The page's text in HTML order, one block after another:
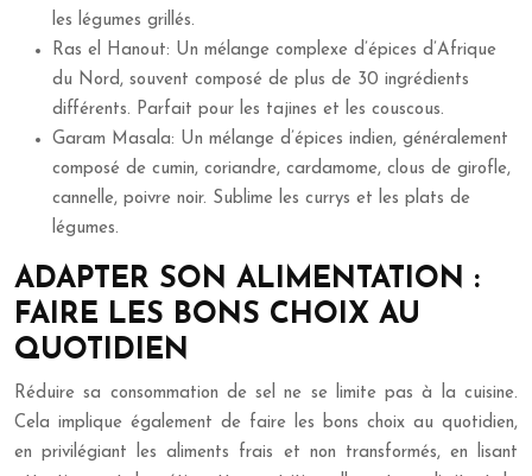
les légumes grillés.
Ras el Hanout: Un mélange complexe d’épices d’Afrique
du Nord, souvent composé de plus de 30 ingrédients
différents. Parfait pour les tajines et les couscous.
Garam Masala: Un mélange d’épices indien, généralement
composé de cumin, coriandre, cardamome, clous de girofle,
cannelle, poivre noir. Sublime les currys et les plats de
légumes.
ADAPTER SON ALIMENTATION :
FAIRE LES BONS CHOIX AU
QUOTIDIEN
Réduire sa consommation de sel ne se limite pas à la cuisine.
Cela implique également de faire les bons choix au quotidien,
en privilégiant les aliments frais et non transformés, en lisant